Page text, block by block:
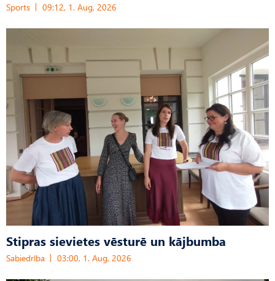
Sports 09:12, 1. Aug, 2026
Stipras sievietes vēsturē un kājbumba
Sabiedrība 03:00, 1. Aug, 2026